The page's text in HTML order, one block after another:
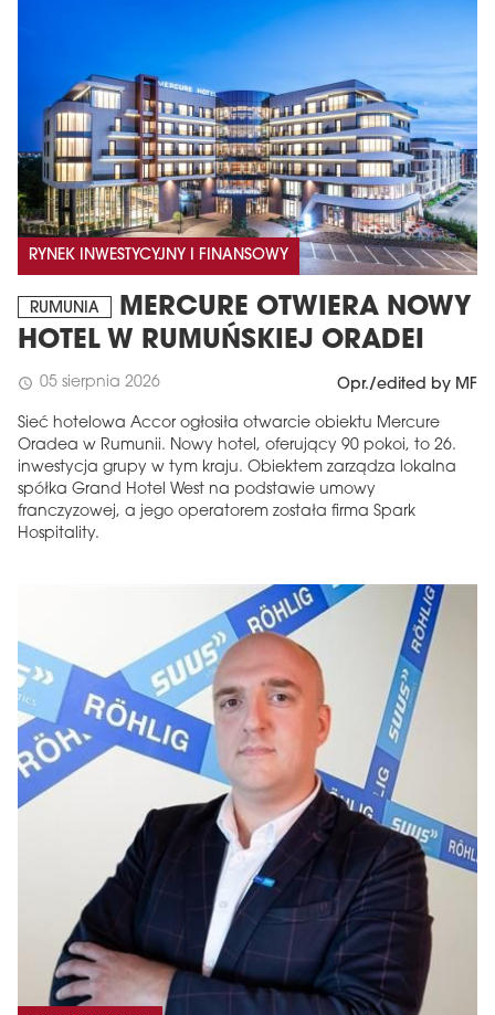
RYNEK INWESTYCYJNY I FINANSOWY
RUMUNIA
MERCURE OTWIERA NOWY
HOTEL W RUMUŃSKIEJ ORADEI
schedule 05 sierpnia 2026 Opr./edited by MF
Sieć hotelowa Accor ogłosiła otwarcie obiektu Mercure
Oradea w Rumunii. Nowy hotel, oferujący 90 pokoi, to 26.
inwestycja grupy w tym kraju. Obiektem zarządza lokalna
spółka Grand Hotel West na podstawie umowy
franczyzowej, a jego operatorem została firma Spark
Hospitality.